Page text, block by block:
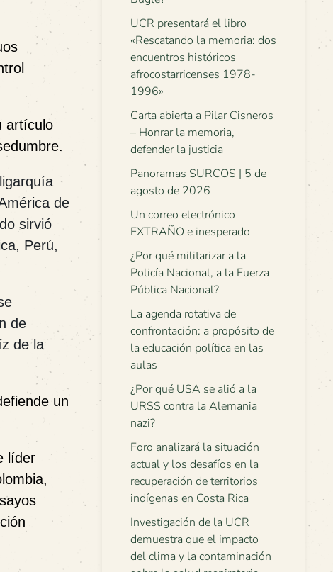
artículo
de
sirvió
Perú,
de
de la
un
líder
UCR presentará el libro
«Rescatando la memoria: dos
encuentros históricos
afrocostarricenses 1978-
1996»
Carta abierta a Pilar Cisneros
– Honrar la memoria,
defender la justicia
Panoramas SURCOS | 5 de
agosto de 2026
Un correo electrónico
EXTRAÑO e inesperado
¿Por qué militarizar a la
Policía Nacional, a la Fuerza
Pública Nacional?
La agenda rotativa de
confrontación: a propósito de
la educación política en las
aulas
¿Por qué USA se alió a la
URSS contra la Alemania
nazi?
Foro analizará la situación
actual y los desafíos en la
recuperación de territorios
indígenas en Costa Rica
Investigación de la UCR
demuestra que el impacto
del clima y la contaminación